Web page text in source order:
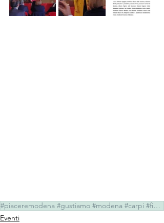
#piaceremodena #gustiamo #modena #carpi #fioramomodense #paroledigusto #castellodispezzano #milenaf
Eventi